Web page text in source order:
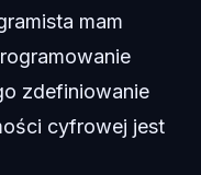
mam
zdefiniowanie
cyfrowej jest